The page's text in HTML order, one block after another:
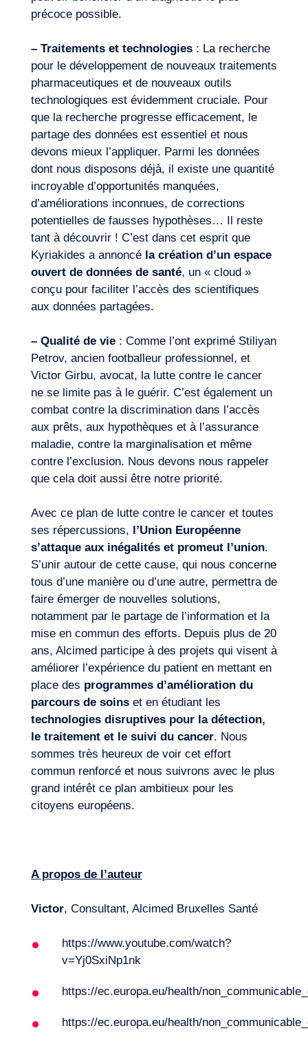
précoce possible.
– Traitements et technologies: La recherche
pour le développement de nouveaux traitements
pharmaceutiques et de nouveaux outils
technologiques est évidemment cruciale. Pour
que la recherche progresse efficacement, le
partage des données est essentiel et nous
devons mieux l’appliquer. Parmi les données
dont nous disposons déjà, il existe une quantité
incroyable d’opportunités manquées,
d’améliorations inconnues, de corrections
potentielles de fausses hypothèses… Il reste
tant à découvrir ! C’est dans cet esprit que
Kyriakides a annoncé la création d’un espace
ouvert de données de santé, un « cloud »
conçu pour faciliter l’accès des scientifiques
aux données partagées.
– Qualité de vie : Comme l’ont exprimé Stiliyan
Petrov, ancien footballeur professionnel, et
Victor Girbu, avocat, la lutte contre le cancer
ne se limite pas à le guérir. C’est également un
combat contre la discrimination dans l’accès
aux prêts, aux hypothèques et à l’assurance
maladie, contre la marginalisation et même
contre l’exclusion. Nous devons nous rappeler
que cela doit aussi être notre priorité.
Avec ce plan de lutte contre le cancer et toutes
ses répercussions, l’Union Européenne
s’attaque aux inégalités et promeut l’union.
S’unir autour de cette cause, qui nous concerne
tous d’une manière ou d’une autre, permettra de
faire émerger de nouvelles solutions,
notamment par le partage de l’information et la
mise en commun des efforts. Depuis plus de 20
ans, Alcimed participe à des projets qui visent à
améliorer l’expérience du patient en mettant en
place des programmes d’amélioration du
parcours de soinset en étudiant les
technologies disruptives pour la détection,
le traitement et le suivi du cancer. Nous
sommes très heureux de voir cet effort
commun renforcé et nous suivrons avec le plus
grand intérêt ce plan ambitieux pour les
citoyens européens.
A propos de l’auteur
Victor, Consultant, Alcimed Bruxelles Santé
https://www.youtube.com/watch?
v=Yj0SxiNp1nk
https://ec.europa.eu/health/
https://ec.europa.eu/health/